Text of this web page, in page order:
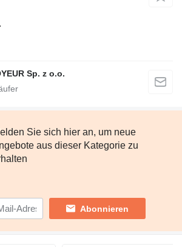
Sp. z o.o.
Sie sich hier an, um neue
aus dieser Kategorie zu
Abonnieren